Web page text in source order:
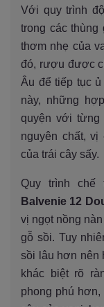
Với quy trình
trong các
thơm nhẹ của
đó, rượu được
Âu để tiếp tục
này, những
quyện với
nguyên chất,
của trái cây sấy.
Quy trình
Balvenie 12
vị ngọt nồng
gỗ sồi. Tuy
sồi lâu hơn nên
khác biệt rõ
phong phú